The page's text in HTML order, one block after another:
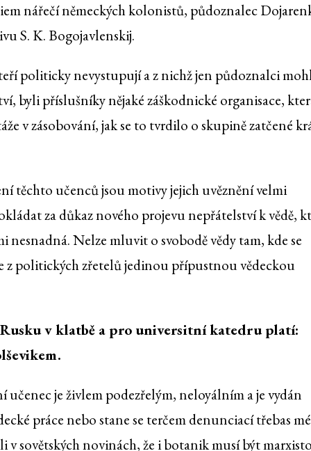
nářečí německých kolonistů, půdoznalec
S. K. Bogojavlenskij.
politicky nevystupují a z nichž jen půdoznalci
byli příslušníky nějaké záškodnické organisace,
v zásobování, jak se to tvrdilo o skupině zatčené
těchto učenců jsou motivy jejich uvěznění velmi
za důkaz nového projevu nepřátelství k vědě,
nesnadná. Nelze mluvit o svobodě vědy tam, kde se
z politických zřetelů jedinou přípustnou vědeckou
v klatbě a pro universitní katedru platí:
je živlem podezřelým, neloyálním a je vydán
práce nebo stane se terčem denunciací třebas
v sovětských novinách, že i botanik musí být